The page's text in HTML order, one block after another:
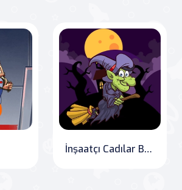
İnşaatçı Cadılar Bayramı Şatosu